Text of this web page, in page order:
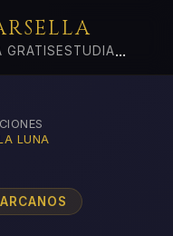
GRATIS ESTUDIA...
LUNA